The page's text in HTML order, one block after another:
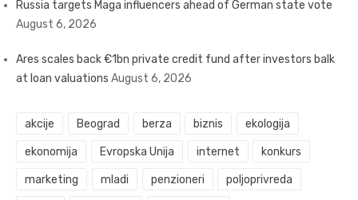
Russia targets Maga influencers ahead of German state vote
August 6, 2026
Ares scales back €1bn private credit fund after investors balk
at loan valuations August 6, 2026
akcije Beograd berza biznis ekologija
ekonomija Evropska Unija internet konkurs
marketing mladi penzioneri poljoprivreda